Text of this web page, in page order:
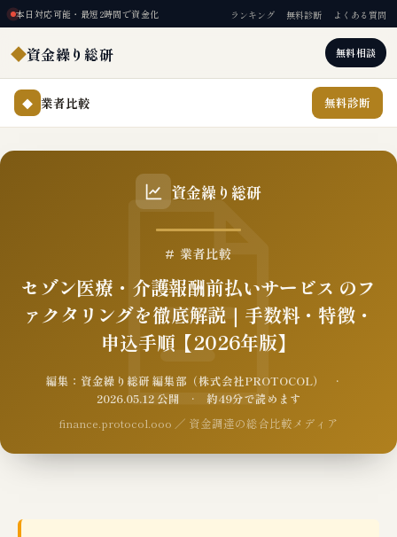
本日対応可能・最短2時間で資金化 ランキング 無料診断 よくある質問
◆資金繰り総研 無料相談
◆ 業者比較 無料診断
資金繰り総研
# 業者比較
セゾン医療・介護報酬前払いサービス のフ
ァクタリングを徹底解説｜手数料・特徴・
申込手順【2026年版】
編集：資金繰り総研 編集部（株式会社PROTOCOL） ·
2026.05.12 公開 · 約49分で読めます
finance.protocol.ooo ／ 資金調達の総合比較メディア